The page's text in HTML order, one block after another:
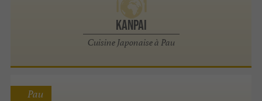
Kanpai
Cuisine Japonaise à Pau
Pau